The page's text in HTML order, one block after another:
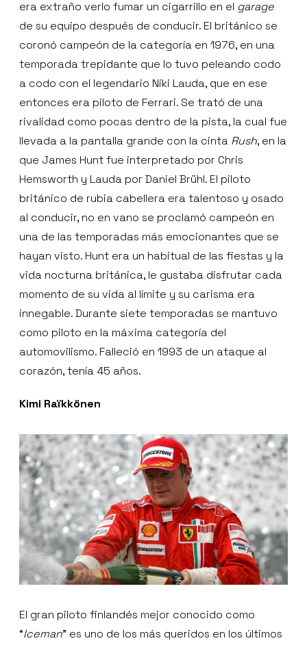
era extraño verlo fumar un cigarrillo en el garage
de su equipo después de conducir. El británico se
coronó campeón de la categoría en 1976, en una
temporada trepidante que lo tuvo peleando codo
a codo con el legendario Niki Lauda, que en ese
entonces era piloto de Ferrari. Se trató de una
rivalidad como pocas dentro de la pista, la cual fue
llevada a la pantalla grande con la cinta Rush, en la
que James Hunt fue interpretado por Chris
Hemsworth y Lauda por Daniel Brühl. El piloto
británico de rubia cabellera era talentoso y osado
al conducir, no en vano se proclamó campeón en
una de las temporadas más emocionantes que se
hayan visto. Hunt era un habitual de las fiestas y la
vida nocturna británica, le gustaba disfrutar cada
momento de su vida al límite y su carisma era
innegable. Durante siete temporadas se mantuvo
como piloto en la máxima categoría del
automovilismo. Falleció en 1993 de un ataque al
corazón, tenía 45 años.
Kimi Raïkkönen
El gran piloto finlandés mejor conocido como
“Iceman” es uno de los más queridos en los últimos